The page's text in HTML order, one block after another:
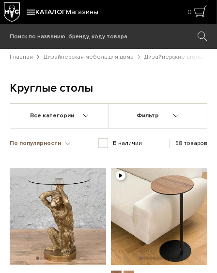
КАТАЛОГМагазины 0
Главная Дизайнерская мебель для дома Дизайнерские столы
Круглые столы
Все категории Фильтр
По популярности В наличии 58 товаров